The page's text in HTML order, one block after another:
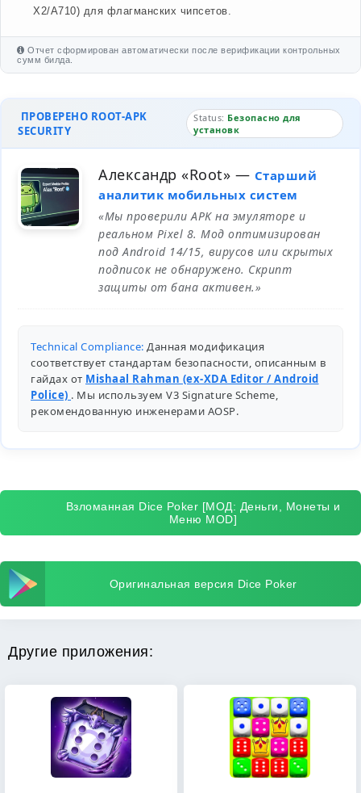
X2/A710) для флагманских чипсетов.
Отчет сформирован автоматически после верификации контрольных
сумм билда.
ПРОВЕРЕНО ROOT-APK
SECURITY
Status: Безопасно для
установк
Александр «Root» — Старший
аналитик мобильных систем
«Мы проверили APK на эмуляторе и
реальном Pixel 8. Мод оптимизирован
под Android 14/15, вирусов или скрытых
подписок не обнаружено. Скрипт
защиты от бана активен.»
Technical Compliance: Данная модификация
соответствует стандартам безопасности, описанным в
гайдах от Mishaal Rahman (ex-XDA Editor / Android
Police) . Мы используем V3 Signature Scheme,
рекомендованную инженерами AOSP.
Взломанная Dice Poker [МОД: Деньги, Монеты и
Меню MOD]
Оригинальная версия Dice Poker
Другие приложения: